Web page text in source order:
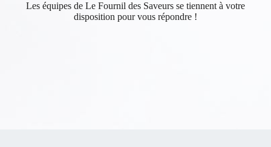
Les équipes de Le Fournil des Saveurs se tiennent à votre
disposition pour vous répondre !